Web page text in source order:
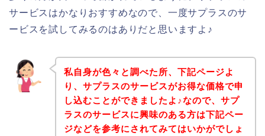
サービスはかなりおすすめなので、一度サプラスのサ
ービスを試してみるのはありだと思いますよ♪
私自身が色々と調べた所、下記ページよ
り、サプラスのサービスがお得な価格で申
し込むことができましたよ♪なので、サプ
ラスのサービスに興味のある方は下記ペー
ジなどを参考にされてみてはいかがでしょ